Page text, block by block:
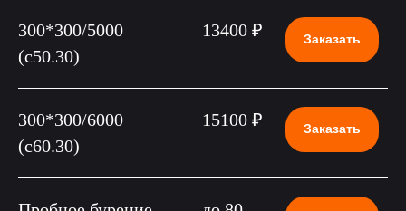
300*300/5000
(c50.30)
13400 ₽ Заказать
300*300/6000
(c60.30)
15100 ₽ Заказать